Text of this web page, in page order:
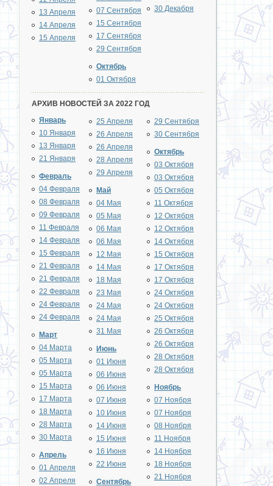
13 Апреля
14 Апреля
15 Апреля
07 Сентября
15 Сентября
17 Сентября
29 Сентября
Октябрь
01 Октября
30 Декабря
АРХИВ НОВОСТЕЙ ЗА 2022 ГОД
Январь
10 Января
13 Января
21 Января
Февраль
04 Февраля
08 Февраля
09 Февраля
11 Февраля
14 Февраля
15 Февраля
21 Февраля
21 Февраля
22 Февраля
24 Февраля
24 Февраля
Март
04 Марта
05 Марта
05 Марта
15 Марта
17 Марта
18 Марта
28 Марта
30 Марта
Апрель
01 Апреля
02 Апреля
25 Апреля
26 Апреля
26 Апреля
28 Апреля
29 Апреля
Май
04 Мая
05 Мая
06 Мая
06 Мая
12 Мая
14 Мая
18 Мая
23 Мая
24 Мая
24 Мая
31 Мая
Июнь
01 Июня
06 Июня
06 Июня
07 Июня
10 Июня
14 Июня
15 Июня
16 Июня
22 Июня
Сентябрь
29 Сентября
30 Сентября
Октябрь
03 Октября
03 Октября
05 Октября
11 Октября
12 Октября
12 Октября
14 Октября
15 Октября
17 Октября
17 Октября
24 Октября
24 Октября
25 Октября
26 Октября
26 Октября
28 Октября
28 Октября
Ноябрь
07 Ноября
07 Ноября
08 Ноября
11 Ноября
14 Ноября
18 Ноября
21 Ноября